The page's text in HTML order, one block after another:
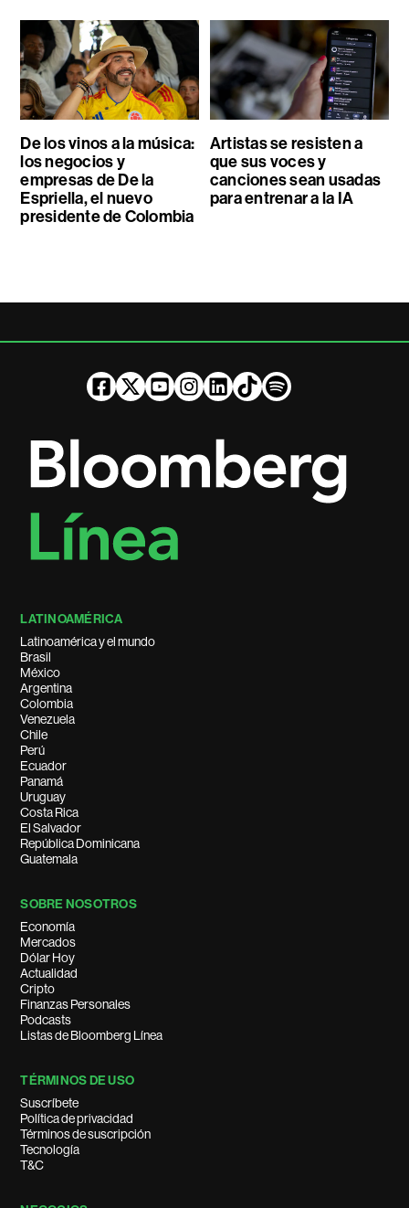
De los vinos a la música:
los negocios y
empresas de De la
Espriella, el nuevo
presidente de Colombia
Artistas se resisten a
que sus voces y
canciones sean usadas
para entrenar a la IA
LATINOAMÉRICA
Latinoamérica y el mundo
Brasil
México
Argentina
Colombia
Venezuela
Chile
Perú
Ecuador
Panamá
Uruguay
Costa Rica
El Salvador
República Dominicana
Guatemala
SOBRE NOSOTROS
Economía
Mercados
Dólar Hoy
Actualidad
Cripto
Finanzas Personales
Podcasts
Listas de Bloomberg Línea
TÉRMINOS DE USO
Suscríbete
Política de privacidad
Términos de suscripción
Tecnología
T&C